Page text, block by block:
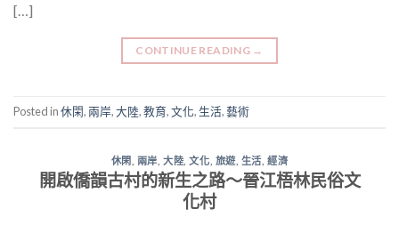
[…]
CONTINUE READING →
Posted in休閑,兩岸,大陸,教育,文化,生活,藝術
休閑 兩岸 ,大陸 ,文化 旅遊, 生活 ,經濟
開啟僑韻古村的新生之路～晉江梧林民俗文
化村